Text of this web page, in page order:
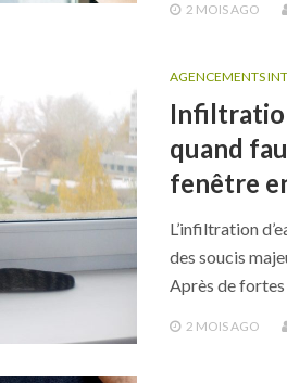
2 MOISAGO
AGENCEMENTS
quand
fenêtre
L’infiltration
des soucis
Après de fortes
2 MOISAGO